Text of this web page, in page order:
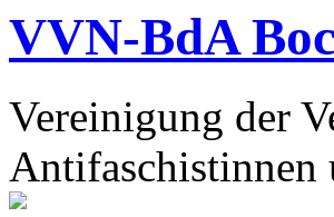
VVN-BdA
Vereinigung der
Antifaschistinnen